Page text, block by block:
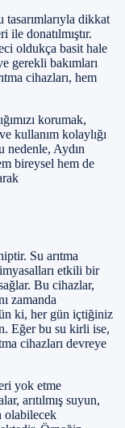
tasarımlarıyla dikkat
donatılmıştır.
oldukça basit hale
gerekli bakımları
cihazları, hem
korumak,
kullanım kolaylığı
nedenle, Aydın
bireysel hem de
Su arıtma
etkili bir
Bu cihazlar,
zamanda
ki, her gün içtiğiniz
Eğer bu su kirli ise,
cihazları devreye
yok etme
arıtılmış suyun,
olabilecek